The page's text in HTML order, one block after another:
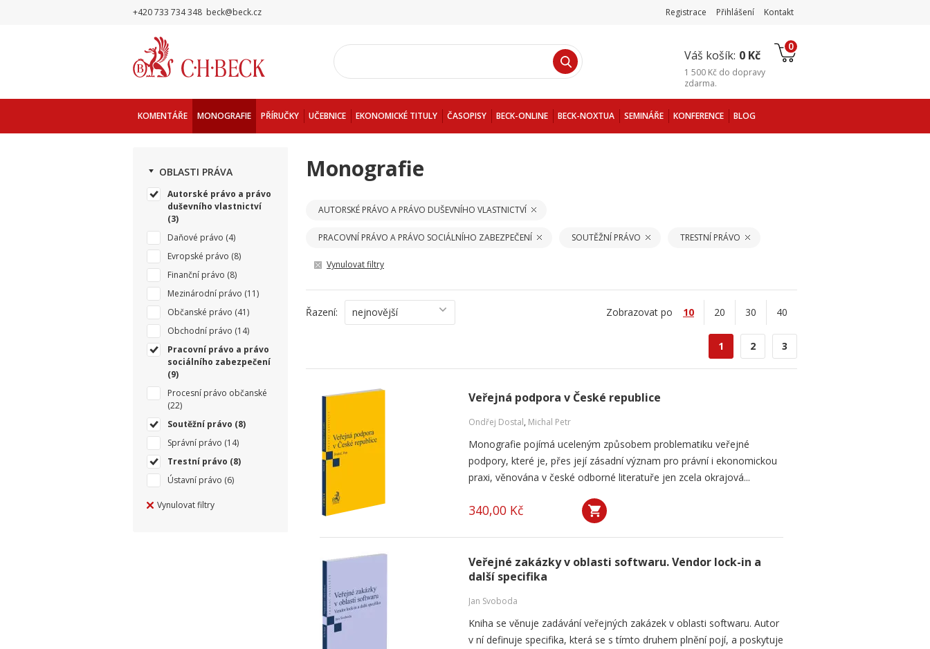
+420 733 734 348 beck@beck.cz Registrace Přihlášení Kontakt
Váš košík: 0 Kč
0
1 500 Kč do dopravy
zdarma.
KOMENTÁŘE MONOGRAFIE PŘÍRUČKY UČEBNICE EKONOMICKÉ TITULY ČASOPISY BECK-ONLINE BECK-NOXTUA SEMINÁŘE KONFERENCE BLOG
OBLASTI PRÁVA
Autorské právo a právo
duševního vlastnictví
(3)
Daňové právo (4)
Evropské právo (8)
Finanční právo (8)
Mezinárodní právo (11)
Občanské právo (41)
Obchodní právo (14)
Pracovní právo a právo
sociálního zabezpečení
(9)
Procesní právo občanské
(22)
Soutěžní právo (8)
Správní právo (14)
Trestní právo (8)
Ústavní právo (6)
Vynulovat filtry
Monografie
AUTORSKÉ PRÁVO A PRÁVO DUŠEVNÍHO VLASTNICTVÍ
PRACOVNÍ PRÁVO A PRÁVO SOCIÁLNÍHO ZABEZPEČENÍ SOUTĚŽNÍ PRÁVO TRESTNÍ PRÁVO
Vynulovat filtry
Řazení: nejnovější Zobrazovat po 10 20 30 40
1 2 3
Veřejná podpora v České republice
Ondřej Dostal, Michal Petr
Monografie pojímá uceleným způsobem problematiku veřejné
podpory, které je, přes její zásadní význam pro právní i ekonomickou
praxi, věnována v české odborné literatuře jen zcela okrajová...
340,00 Kč
Veřejné zakázky v oblasti softwaru. Vendor lock-in a
další specifika
Jan Svoboda
Kniha se věnuje zadávání veřejných zakázek v oblasti softwaru. Autor
v ní definuje specifika, která se s tímto druhem plnění pojí, a poskytuje